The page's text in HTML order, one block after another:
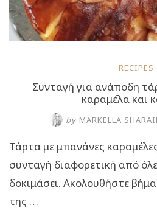
RECIPES
Συνταγή για ανάποδη
καραμέλα και
by MARKELLA
Τάρτα με μπανάνες
συνταγή διαφορετική από
δοκιμάσει. Ακολουθήστε
της …